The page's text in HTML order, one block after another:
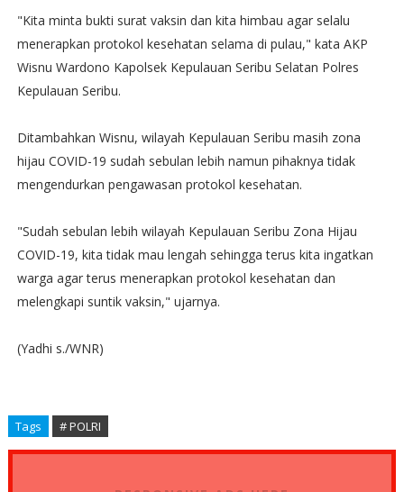
"Kita minta bukti surat vaksin dan kita himbau agar selalu
menerapkan protokol kesehatan selama di pulau," kata AKP
Wisnu Wardono Kapolsek Kepulauan Seribu Selatan Polres
Kepulauan Seribu.
Ditambahkan Wisnu, wilayah Kepulauan Seribu masih zona
hijau COVID-19 sudah sebulan lebih namun pihaknya tidak
mengendurkan pengawasan protokol kesehatan.
"Sudah sebulan lebih wilayah Kepulauan Seribu Zona Hijau
COVID-19, kita tidak mau lengah sehingga terus kita ingatkan
warga agar terus menerapkan protokol kesehatan dan
melengkapi suntik vaksin," ujarnya.
(Yadhi s./WNR)
Tags # POLRI